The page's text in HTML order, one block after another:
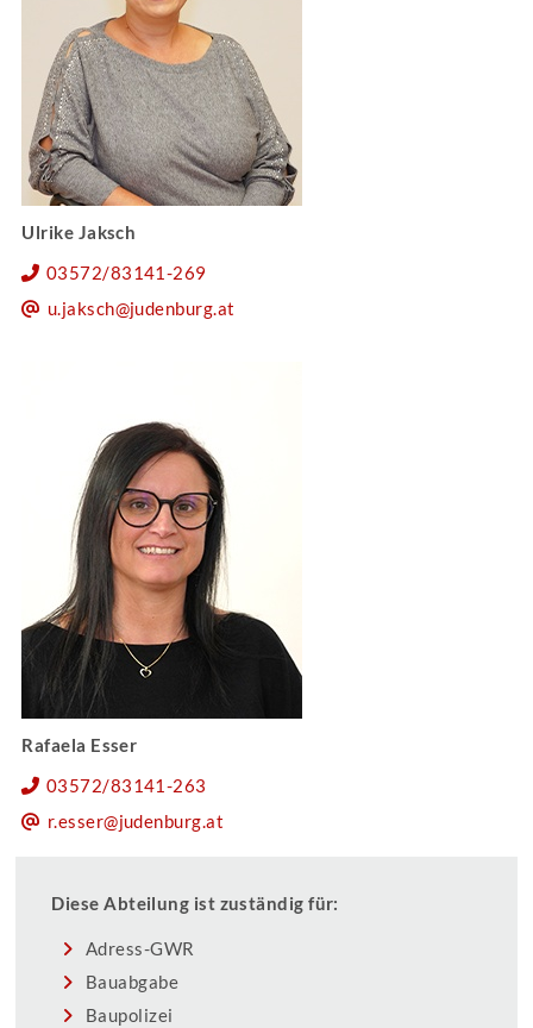
Ulrike Jaksch
03572/83141-269
u.jaksch@judenburg.at
Rafaela Esser
03572/83141-263
r.esser@judenburg.at
Diese Abteilung ist zuständig für:
Adress-GWR
Bauabgabe
Baupolizei